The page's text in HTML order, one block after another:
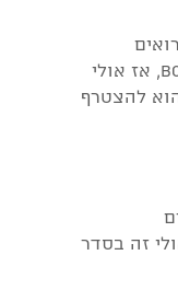
בהנהלה Top ובעובדים Bottom, אז אולי
להצטרף
זה בסדר